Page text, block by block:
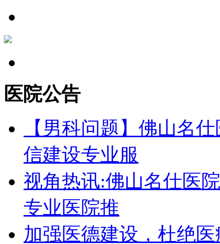
医院公告
【男科问题】佛山名
信建设专业服
视角热讯:佛山名仕医
专业医院推
加强医德建设，杜绝